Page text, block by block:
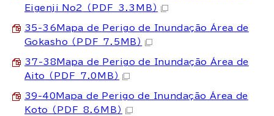
Eigenji No2
（PDF 3.3MB）
35-36Mapa de Perigo de Inundação Área de
Gokasho （PDF 7.5MB）
37-38Mapa de Perigo de Inundação Área de
Aito
（PDF 7.0MB）
39-40Mapa de Perigo de Inundação Área de
Koto
（PDF 8.6MB）